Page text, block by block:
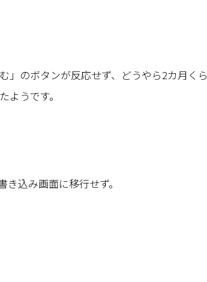
」のボタンが反応せず、どうやら2カ月くら
ようです。
込み画面に移行せず。